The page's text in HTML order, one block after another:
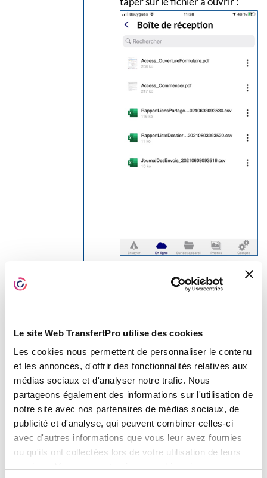
Le site Web TransfertPro utilise des cookies
Les cookies nous permettent de personnaliser le contenu
et les annonces, d'offrir des fonctionnalités relatives aux
médias sociaux et d'analyser notre trafic. Nous
partageons également des informations sur l'utilisation de
notre site avec nos partenaires de médias sociaux, de
publicité et d'analyse, qui peuvent combiner celles-ci
avec d'autres informations que vous leur avez fournies
ou qu'ils ont collectées lors de votre utilisation de leurs
Les fichiers présents dans la boîte de
fichier :
Dans la boîte de réception,
taper sur le bouton des actions
— les trois points à droite —
pour accéder aux options :